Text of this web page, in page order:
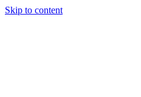
Skip to content